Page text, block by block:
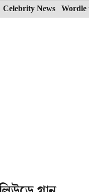
Celebrity News Wordle